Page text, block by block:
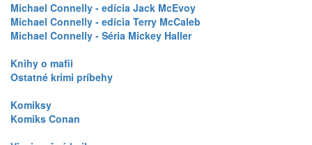
Michael Connelly - edícia Jack McEvoy
Michael Connelly - edícia Terry McCaleb
Michael Connelly - Séria Mickey Haller
Knihy o mafii
Ostatné krimi príbehy
Komiksy
Komiks Conan